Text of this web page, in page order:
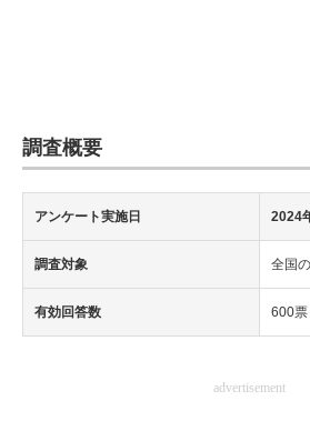
調査概要
アンケート実施日 2024
調査対象 全国
有効回答数 600票
advertisement